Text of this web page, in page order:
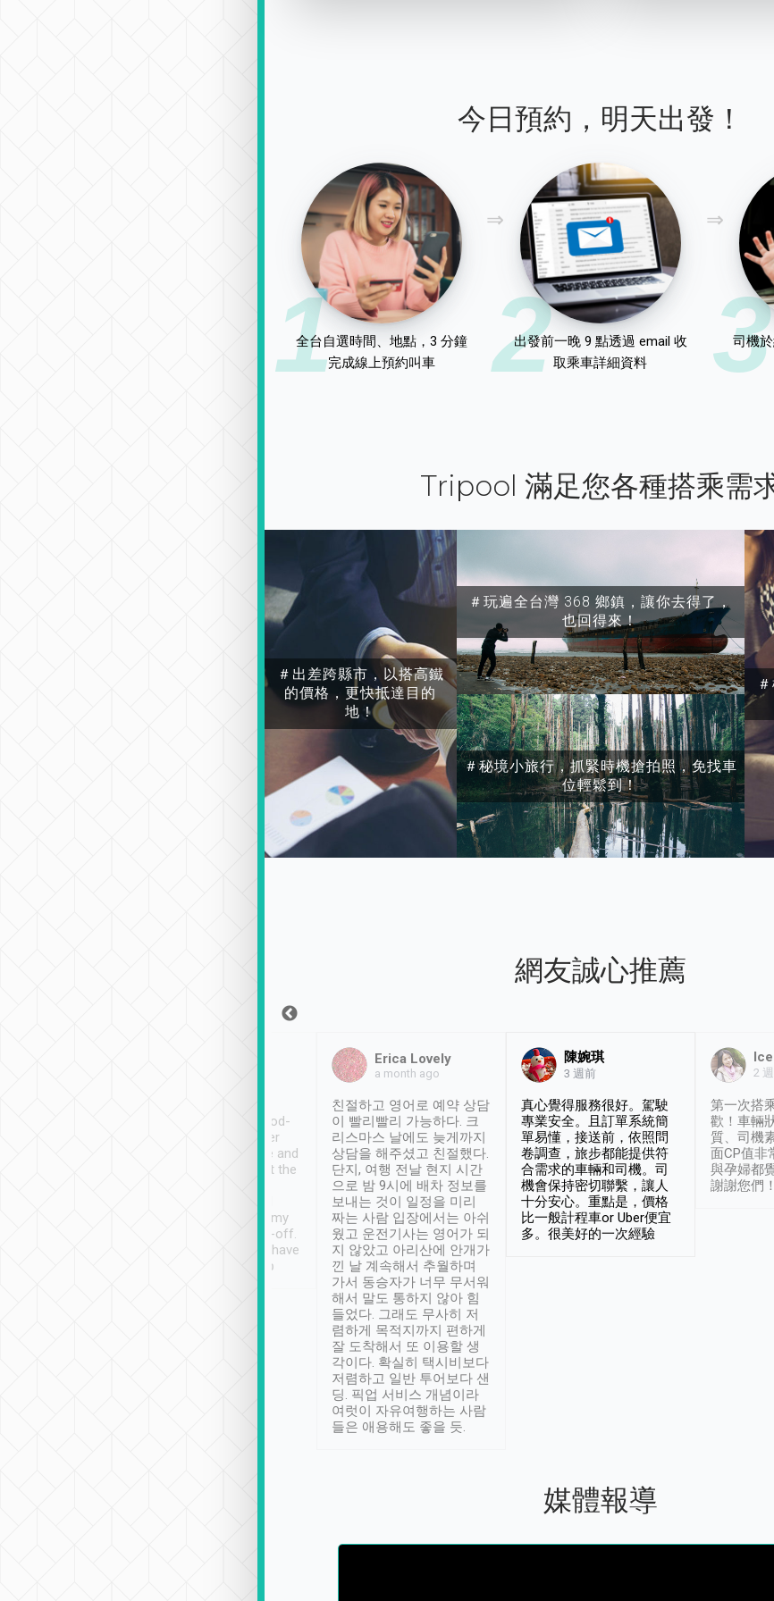
今日預約，明天出發！
1
全台自選時間、地點，3 分鐘
完成線上預約叫車
2
出發前一晚 9 點透過 email 收
取乘車詳細資料
3
司機
Tripool 滿足您各種搭乘需
＃出差跨縣市，以搭高鐵
的價格，更快抵達目的
地！
＃玩遍全台灣 368 鄉鎮，讓你去得了，
也回得來！
＃秘境小旅行，抓緊時機搶拍照，免找車
位輕鬆到！
網友誠心推薦
service, vehicles in good-
condition and the driver
service was awesome and
thoughtful. Driver went the
have safely arrived at my
destination after drop-off.
Definitely something I have
not seen elsewhere 👍
Erica Lovely
a month ago
친절하고 영어로 예약 상담
이 빨리빨리 가능하다. 크
리스마스 날에도 늦게까지
상담을 해주셨고 친절했다.
단지, 여행 전날 현지 시간
으로 밤 9시에 배차 정보를
보내는 것이 일정을 미리
짜는 사람 입장에서는 아쉬
웠고 운전기사는 영어가 되
지 않았고 아리산에 안개가
낀 날 계속해서 추월하며
가서 동승자가 너무 무서워
해서 말도 통하지 않아 힘
들었다. 그래도 무사히 저
렴하게 목적지까지 편하게
잘 도착해서 또 이용할 생
각이다. 확실히 택시비보다
저렴하고 일반 투어보다 샌
딩. 픽업 서비스 개념이라
여럿이 자유여행하는 사람
들은 애용해도 좋을 듯.
陳婉琪
3 週前
真心覺得服務很好。駕駛
專業安全。且訂單系統簡
單易懂，接送前，依照問
卷調查，旅步都能提供符
合需求的車輛和司機。司
機會保持密切聯繫，讓人
十分安心。重點是，價格
比一般計程車or Uber便宜
多。很美好的一次經驗
2
第一次搭
歡！車輛
質、司機
面CP值非
與孕婦都
謝謝您們！
媒體報導